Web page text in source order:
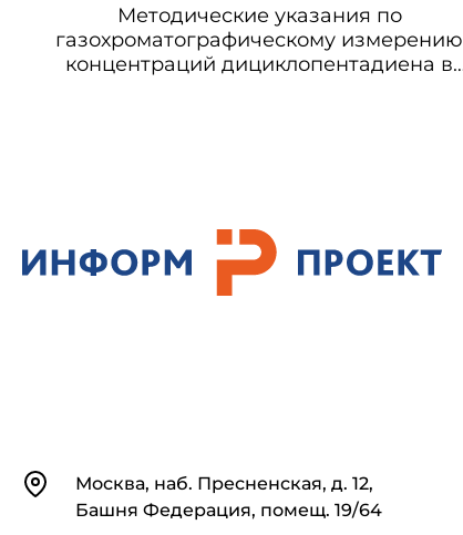
Методические указания по
газохроматографическому измерению
концентраций дициклопентадиена в
КонтактыМосква, наб. Пресненская, д. 12,
Башня Федерация, помещ. 19/64